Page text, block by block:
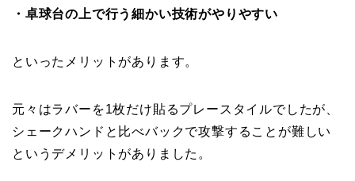
・卓球台の上で行う細かい技術がやりやすい
といったメリットがあります。
元々はラバーを1枚だけ貼るプレースタイルでしたが、
シェークハンドと比べバックで攻撃することが難しい
というデメリットがありました。